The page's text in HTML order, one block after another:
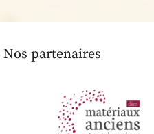
Nos partenaires